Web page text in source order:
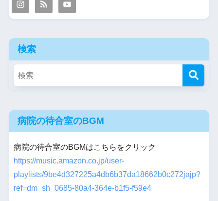
検索
病院の待合室のBGM
病院の待合室のBGMはこちらをクリック
https://music.amazon.co.jp/user-
playlists/9be4d327225a4db6b37da18662b0c272jajp?
ref=dm_sh_0685-80a4-364e-b1f5-f59e4